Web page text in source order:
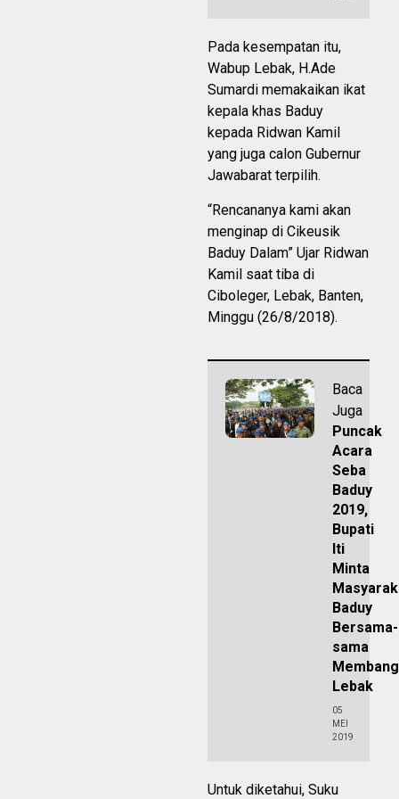
Pada kesempatan itu,
Wabup Lebak, H.Ade
Sumardi memakaikan ikat
kepala khas Baduy
kepada Ridwan Kamil
yang juga calon Gubernur
Jawabarat terpilih.
“Rencananya kami akan
menginap di Cikeusik
Baduy Dalam” Ujar Ridwan
Kamil saat tiba di
Ciboleger, Lebak, Banten,
Minggu (26/8/2018).
Baca
Juga
Puncak
Acara
Seba
Baduy
2019,
Bupati
Iti
Minta
Baduy
Bersama-
sama
Lebak
05
MEI
2019
Untuk diketahui, Suku